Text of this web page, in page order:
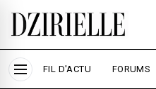
Nous utilisons des
FIL D'ACTU FORUMS